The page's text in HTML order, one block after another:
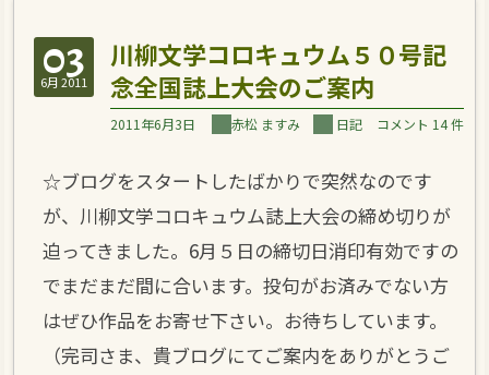
03
6月 2011
川柳文学コロキュウム５０号記
念全国誌上大会のご案内
2011年6月3日 赤松 ますみ 日記 コメント 14 件
☆ブログをスタートしたばかりで突然なのです
が、川柳文学コロキュウム誌上大会の締め切りが
迫ってきました。6月５日の締切日消印有効ですの
でまだまだ間に合います。投句がお済みでない方
は ぜひ作品をお寄せ下さい。お待ちしています。
（完司さま、貴ブログにてご案内をありがとうご